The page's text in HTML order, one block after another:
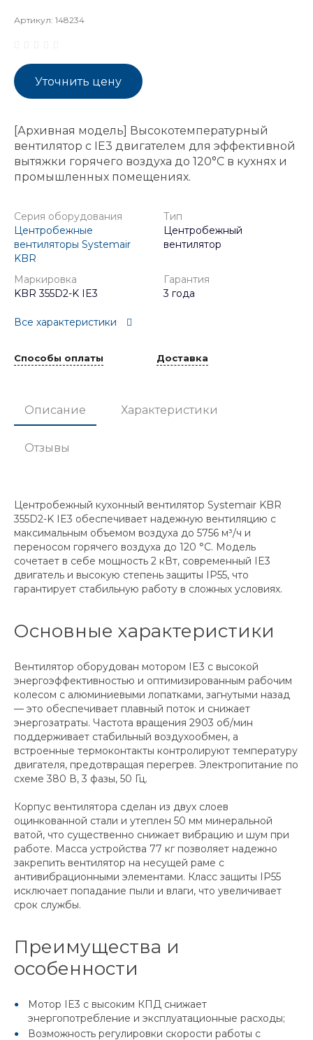
Артикул: 148234
Уточнить цену
[Архивная модель] Высокотемпературный
вентилятор с IE3 двигателем для эффективной
вытяжки горячего воздуха до 120°C в кухнях и
промышленных помещениях.
Серия оборудования
Центробежные
вентиляторы Systemair
KBR
Тип
Центробежный
вентилятор
Маркировка
KBR 355D2-K IE3
Гарантия
3 года
Все характеристики
Способы оплаты Доставка
Описание Характеристики
Отзывы
Центробежный кухонный вентилятор Systemair KBR
355D2-K IE3 обеспечивает надежную вентиляцию с
максимальным объемом воздуха до 5756 м³/ч и
переносом горячего воздуха до 120 °C. Модель
сочетает в себе мощность 2 кВт, современный IE3
двигатель и высокую степень защиты IP55, что
гарантирует стабильную работу в сложных условиях.
Основные характеристики
Вентилятор оборудован мотором IE3 с высокой
энергоэффективностью и оптимизированным рабочим
колесом с алюминиевыми лопатками, загнутыми назад
— это обеспечивает плавный поток и снижает
энергозатраты. Частота вращения 2903 об/мин
поддерживает стабильный воздухообмен, а
встроенные термоконтакты контролируют температуру
двигателя, предотвращая перегрев. Электропитание по
схеме 380 В, 3 фазы, 50 Гц.
Корпус вентилятора сделан из двух слоев
оцинкованной стали и утеплен 50 мм минеральной
ватой, что существенно снижает вибрацию и шум при
работе. Масса устройства 77 кг позволяет надежно
закрепить вентилятор на несущей раме с
антивибрационными элементами. Класс защиты IP55
исключает попадание пыли и влаги, что увеличивает
срок службы.
Преимущества и
особенности
Мотор IE3 с высоким КПД снижает
энергопотребление и эксплуатационные расходы;
Возможность регулировки скорости работы с